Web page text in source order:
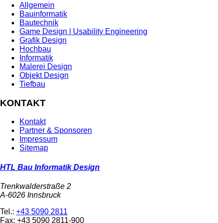
Allgemein
Bauinformatik
Bautechnik
Game Design | Usability Engineering
Grafik Design
Hochbau
Informatik
Malerei Design
Objekt Design
Tiefbau
KONTAKT
Kontakt
Partner & Sponsoren
Impressum
Sitemap
HTL Bau Informatik Design
Trenkwalderstraße 2
A-6026 Innsbruck
Tel.: +43 5090 2811
Fax: +43 5090 2811-900